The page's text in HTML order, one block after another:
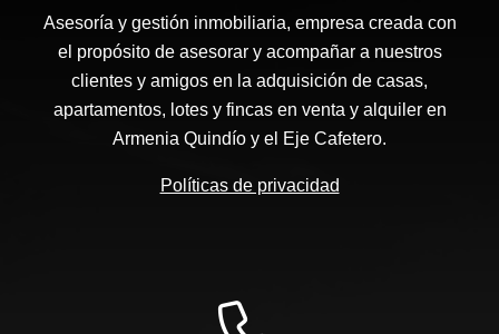
Asesoría y gestión inmobiliaria, empresa creada con
el propósito de asesorar y acompañar a nuestros
clientes y amigos en la adquisición de casas,
apartamentos, lotes y fincas en venta y alquiler en
Armenia Quindío y el Eje Cafetero.
Políticas de privacidad